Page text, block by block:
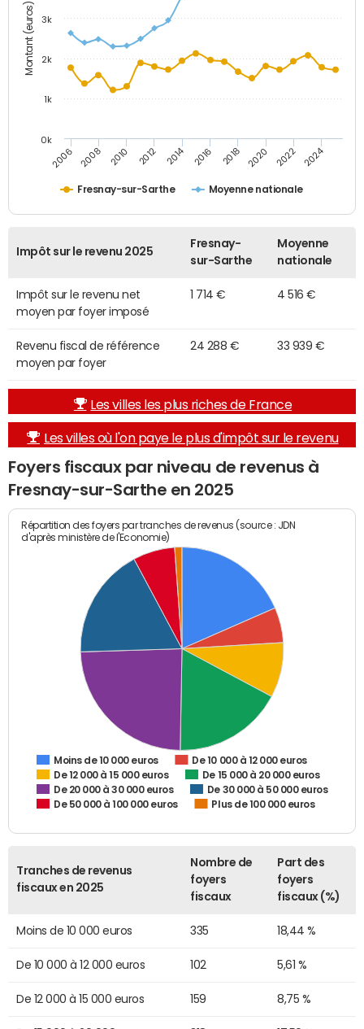
Montant (euros)
Fresnay-sur-Sarthe Moyenne nationale
2006 2008 2010 2012 2014 2016 2018 2020 2022 2024
0k
1k
2k
3k
Impôt sur le revenu 2025
Fresnay-
sur-Sarthe
Moyenne
nationale
Impôt sur le revenu net
moyen par foyer imposé
1 714 € 4 516 €
Revenu fiscal de référence
moyen par foyer
24 288 € 33 939 €
Les villes les plus riches de France
Les villes où l'on paye le plus d'impôt sur le revenu
Foyers fiscaux par niveau de revenus à
Fresnay-sur-Sarthe en 2025
Répartition des foyers par tranches de revenus (source : JDN
d'après ministère de l'Economie)
Moins de 10 000 euros
De 10 000 à 12 000 euros
De 12 000 à 15 000 euros
De 15 000 à 20 000 euros
De 20 000 à 30 000 euros
De 30 000 à 50 000 euros
De 50 000 à 100 000 euros
Plus de 100 000 euros
Tranches de revenus
fiscaux en 2025
Nombre de
foyers
fiscaux
Part des
foyers
fiscaux (%)
Moins de 10 000 euros 335 18,44 %
De 10 000 à 12 000 euros 102 5,61 %
De 12 000 à 15 000 euros 159 8,75 %